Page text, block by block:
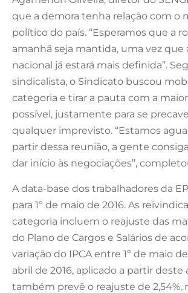
que a demora tenha relação com o
político do país. “Esperamos que a
amanhã seja mantida, uma vez que
nacional já estará mais definida”.
sindicalista, o Sindicato buscou
categoria e tirar a pauta com a
possível, justamente para se
qualquer imprevisto. “Estamos
partir dessa reunião, a gente
dar início às negociações”,
A data-base dos trabalhadores da
para 1º de maio de 2016. As
categoria incluem o reajuste das
do Plano de Cargos e Salários de
variação do IPCA entre 1º de maio
abril de 2016, aplicado a partir deste
também prevê o reajuste de 2,54%,